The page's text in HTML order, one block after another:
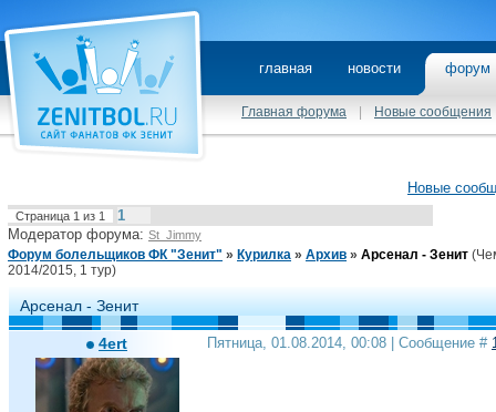
главная новости
Главная форума Новые сообщения
Новые
Страница 1 из 1
1
Модератор форума: St_Jimmy
Форум болельщиков ФК "Зенит" » Курилка » Архив » Арсенал - Зенит
2014/2015, 1 тур)
Арсенал - Зенит
4ert Пятница, 01.08.2014, 00:08 | Сообщение #